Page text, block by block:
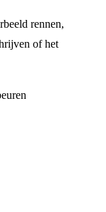
rennen,
of het